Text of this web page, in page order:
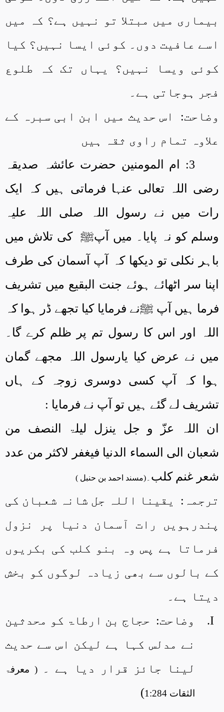
بیماری میں مبتلا تو نہیں ہے؟ کہ میں
اسے عافیت دوں۔ کوئی ایسا نہیں؟ کیا
کوئی ویسا نہیں؟ یہاں تک کہ طلوع
فجر ہوجاتی ہے۔
وضاحت:
اس حدیث میں ابن ابی سبرہ کے
علاوہ تمام راوی ثقہ ہیں
3: ام المومنین حضرت عائشہ صدیقہ
رضی اللہ تعالی عنہا فرماتی ہیں کہ ایک
رات میں نے رسول اللہ صلی اللہ علیہ
وسلم کو نہ پایا۔ میں آپﷺ
کی تلاش میں
باہر نکلی تو دیکھا کہ آپ آسمان کی طرف
اپنا سر اٹھائے ہوئے جنت البقیع میں تشریف
فرما ہیں آپ ﷺنے فرمایا کیا تجھے ڈر ہوا کہ
اللہ اور اس کا رسول تم پر ظلم کرے گا۔
میں نے عرض کیا یارسول اللہ مجھے گمان
ہوا کہ آپ کسی دوسری زوجہ کے ہاں
تشریف لے گئے ہیں تو آپ نے فرمایا :
ان اللہ عزّ و جل ینزل لیلۃ النصف من
شعبان الی السماء الدنیا فیغفر لاکثر من عدد
شعر غنم کلب ۔(مسند احمد بن حنبل )
ترجمہ:
یقینا اللہ جل شانہ شعبان کی
پندرہویں رات آسمان دنیا پر نزول
فرماتا ہے پس وہ بنو کلب کی بکریوں
کے بالوں سے بھی زیادہ لوگوں کو بخش
دیتا ہے۔
I.
وضاحت: حجاج بن ارطاۃ کو محدثین
نے مدلس کہا ہے لیکن اس سے حدیث
لینا جائز قرار دیا ہے ۔( معرفۃ
الثقات 1:284 )